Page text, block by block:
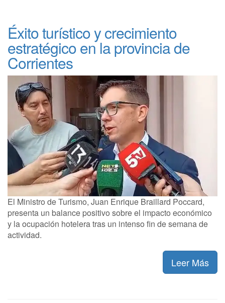
Éxito turístico y crecimiento
estratégico en la provincia de
Corrientes
El Ministro de Turismo, Juan Enrique Braillard Poccard,
presenta un balance positivo sobre el impacto económico
y la ocupación hotelera tras un intenso fin de semana de
actividad.
Leer Más